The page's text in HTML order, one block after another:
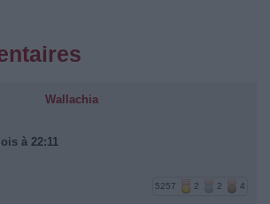
Wallachia
à 22:11
5257 2 2 4